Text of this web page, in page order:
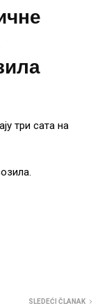
три сата на
SLEDEĆI ČLANAK